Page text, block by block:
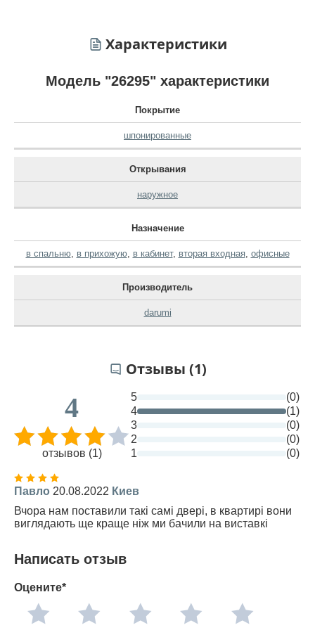
Характеристики
Модель "26295" характеристики
Покрытие
шпонированные
Открывания
наружное
Назначение
в спальню, в прихожую, в кабинет, вторая входная, офисные
Производитель
darumi
Отзывы (1)
4
отзывов (1)
5
(0)
4
(1)
3
(0)
2
(0)
1
(0)
Павло 20.08.2022 Киев
Вчора нам поставили такі самі двері, в квартирі вони
виглядають ще краще ніж ми бачили на виставкі
Написать отзыв
Оцените*